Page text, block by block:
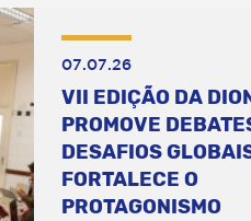
07.07.26
VII EDIÇÃO DA
PROMOVE
DESAFIOS
FORTALECE O
PROTAGONISMO